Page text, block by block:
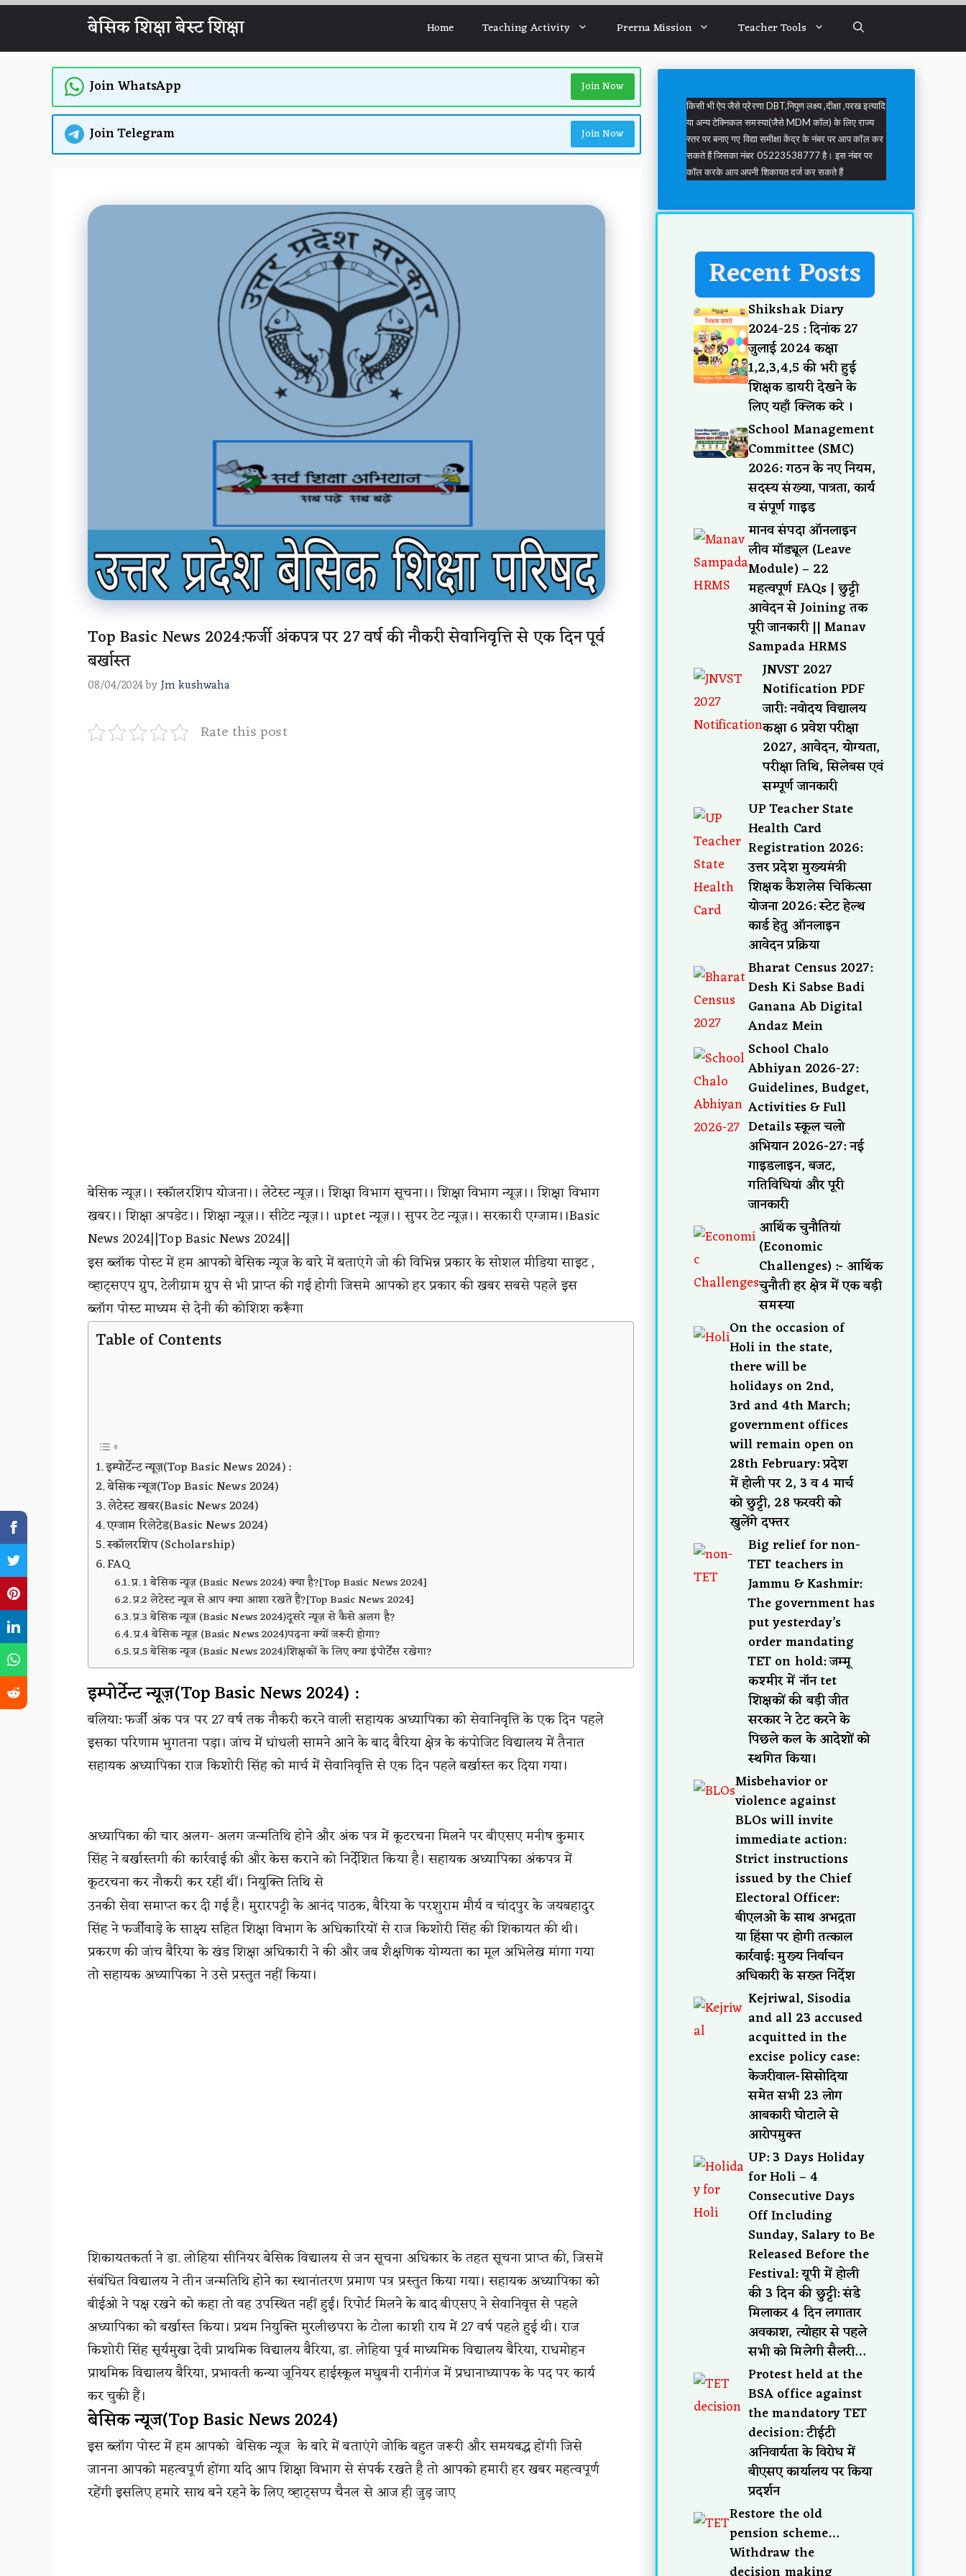
बेसिक शिक्षा बेस्ट शिक्षा Home Teaching Activity Prerna Mission Teacher Tools
Join WhatsApp Join Now
Join Telegram Join Now
Top Basic News 2024:फर्जी अंकपत्र पर 27 वर्ष की नौकरी सेवानिवृत्ति से एक दिन पूर्व
बर्खास्त
08/04/2024byJm kushwaha
Rate this post
बेसिक न्यूज़।। स्कॉलरशिप योजना।। लेटेस्ट न्यूज़।। शिक्षा विभाग सूचना।। शिक्षा विभाग न्यूज़।। शिक्षा विभाग
खबर।। शिक्षा अपडेट।। शिक्षा न्यूज़।। सीटेट न्यूज़।। uptet न्यूज़।। सुपर टेट न्यूज़।। सरकारी एग्जाम।।Basic
News 2024||Top Basic News 2024||
इस ब्लॉक पोस्ट में हम आपको बेसिक न्यूज के बारे में बताएंगे जो की विभिन्न प्रकार के सोशल मीडिया साइट ,
व्हाट्सएप ग्रुप, टेलीग्राम ग्रुप से भी प्राप्त की गई होगी जिसमे आपको हर प्रकार की खबर सबसे पहले इस
ब्लॉग पोस्ट माध्यम से देनी की कोशिश करूँगा
Table of Contents
इम्पोर्टेन्ट न्यूज़(Top Basic News 2024) :
बेसिक न्यूज(Top Basic News 2024)
लेटेस्ट खबर(Basic News 2024)
एग्जाम रिलेटेड(Basic News 2024)
स्कॉलरशिप (Scholarship)
FAQ
प्र. 1 बेसिक न्यूज़ (Basic News 2024) क्या है?[Top Basic News 2024]
प्र.2 लेटेस्ट न्यूज से आप क्या आशा रखते हैं?[Top Basic News 2024]
प्र.3 बेसिक न्यूज (Basic News 2024)दूसरे न्यूज़ से कैसे अलग है?
प्र.4 बेसिक न्यूज़ (Basic News 2024)पढ़ना क्यों जरूरी होगा?
प्र.5 बेसिक न्यूज (Basic News 2024)शिक्षकों के लिए क्या इंपोर्टेंस रखेगा?
इम्पोर्टेन्ट न्यूज़(Top Basic News 2024) :
बलिया: फर्जी अंक पत्र पर 27 वर्ष तक नौकरी करने वाली सहायक अध्यापिका को सेवानिवृत्ति के एक दिन पहले
इसका परिणाम भुगतना पड़ा। जांच में धांधली सामने आने के बाद बैरिया क्षेत्र के कंपोजिट विद्यालय में तैनात
सहायक अध्यापिका राज किशोरी सिंह को मार्च में सेवानिवृत्ति से एक दिन पहले बर्खास्त कर दिया गया।
अध्यापिका की चार अलग- अलग जन्मतिथि होने और अंक पत्र में कूटरचना मिलने पर बीएसए मनीष कुमार
सिंह ने बर्खास्तगी की कार्रवाई की और केस कराने को निर्देशित किया है। सहायक अध्यापिका अंकपत्र में
कूटरचना कर नौकरी कर रहीं थीं। नियुक्ति तिथि से
उनकी सेवा समाप्त कर दी गई है। मुरारपट्टी के आनंद पाठक, बैरिया के परशुराम मौर्य व चांदपुर के जयबहादुर
सिंह ने फर्जीवाड़े के साक्ष्य सहित शिक्षा विभाग के अधिकारियों से राज किशोरी सिंह की शिकायत की थी।
प्रकरण की जांच बैरिया के खंड शिक्षा अधिकारी ने की और जब शैक्षणिक योग्यता का मूल अभिलेख मांगा गया
तो सहायक अध्यापिका ने उसे प्रस्तुत नहीं किया।
शिकायतकर्ता ने डा. लोहिया सीनियर बेसिक विद्यालय से जन सूचना अधिकार के तहत सूचना प्राप्त की, जिसमें
संबंधित विद्यालय ने तीन जन्मतिथि होने का स्थानांतरण प्रमाण पत्र प्रस्तुत किया गया। सहायक अध्यापिका को
बीईओ ने पक्ष रखने को कहा तो वह उपस्थित नहीं हुईं। रिपोर्ट मिलने के बाद बीएसए ने सेवानिवृत्त से पहले
अध्यापिका को बर्खास्त किया। प्रथम नियुक्ति मुरलीछपरा के टोला काशी राय में 27 वर्ष पहले हुई थी। राज
किशोरी सिंह सूर्यमुखा देवी प्राथमिक विद्यालय बैरिया, डा. लोहिया पूर्व माध्यमिक विद्यालय बैरिया, राधमोहन
प्राथमिक विद्यालय बैरिया, प्रभावती कन्या जूनियर हाईस्कूल मधुबनी रानीगंज में प्रधानाध्यापक के पद पर कार्य
कर चुकी हैं।
बेसिक न्यूज(Top Basic News 2024)
इस ब्लॉग पोस्ट में हम आपको बेसिक न्यूज के बारे में बताएंगे जोकि बहुत जरूरी और समयबद्ध होंगी जिसे
जानना आपको महत्वपूर्ण होंगा यदि आप शिक्षा विभाग से संपर्क रखते है तो आपको हमारी हर खबर महत्वपूर्ण
रहेंगी इसलिए हमारे साथ बने रहने के लिए व्हाट्सप्प चैनल से आज ही जुड़ जाए
किसी भी ऐप जैसे प्रेरणा DBT,निपुण लक्ष्य ,दीक्षा ,परख इत्यादि
या अन्य टेक्निकल समस्या(जैसे MDM कॉल) के लिए राज्य
स्तर पर बनाए गए विद्या समीक्षा केंद्र के नंबर पर आप कॉल कर
सकते हैं जिसका नंबर 05223538777 है। इस नंबर पर
कॉल करके आप अपनी शिकायत दर्ज कर सकते हैं
Recent Posts
Shikshak Diary
2024-25 : दिनांक 27
जुलाई 2024 कक्षा
1,2,3,4,5 की भरी हुई
शिक्षक डायरी देखने के
लिए यहाँ क्लिक करे ।
School Management
Committee (SMC)
2026: गठन के नए नियम,
सदस्य संख्या, पात्रता, कार्य
व संपूर्ण गाइड
मानव संपदा ऑनलाइन
लीव मॉड्यूल (Leave
Module) – 22
महत्वपूर्ण FAQs | छुट्टी
आवेदन से Joining तक
पूरी जानकारी || Manav
Sampada HRMS
JNVST 2027
Notification PDF
जारी: नवोदय विद्यालय
कक्षा 6 प्रवेश परीक्षा
2027, आवेदन, योग्यता,
परीक्षा तिथि, सिलेबस एवं
सम्पूर्ण जानकारी
UP Teacher State
Health Card
Registration 2026:
उत्तर प्रदेश मुख्यमंत्री
शिक्षक कैशलेस चिकित्सा
योजना 2026: स्टेट हेल्थ
कार्ड हेतु ऑनलाइन
आवेदन प्रक्रिया
Bharat Census 2027:
Desh Ki Sabse Badi
Ganana Ab Digital
Andaz Mein
School Chalo
Abhiyan 2026-27:
Guidelines, Budget,
Activities & Full
Details स्कूल चलो
अभियान 2026-27: नई
गाइडलाइन, बजट,
गतिविधियां और पूरी
जानकारी
आर्थिक चुनौतियां
(Economic
Challenges) :- आर्थिक
चुनौती हर क्षेत्र में एक बड़ी
समस्या
On the occasion of
Holi in the state,
there will be
holidays on 2nd,
3rd and 4th March;
government offices
will remain open on
28th February: प्रदेश
में होली पर 2, 3 व 4 मार्च
को छुट्टी, 28 फरवरी को
खुलेंगे दफ्तर
Big relief for non-
TET teachers in
Jammu & Kashmir:
The government has
put yesterday’s
order mandating
TET on hold: जम्मू
कश्मीर में नॉन tet
शिक्षकों की बड़ी जीत
सरकार ने टेट करने के
पिछले कल के आदेशों को
स्थगित किया।
Misbehavior or
violence against
BLOs will invite
immediate action:
Strict instructions
issued by the Chief
Electoral Officer:
बीएलओ के साथ अभद्रता
या हिंसा पर होगी तत्काल
कार्रवाई: मुख्य निर्वाचन
अधिकारी के सख्त निर्देश
Kejriwal, Sisodia
and all 23 accused
acquitted in the
excise policy case:
केजरीवाल-सिसोदिया
समेत सभी 23 लोग
आबकारी घोटाले से
आरोपमुक्त
UP: 3 Days Holiday
for Holi – 4
Consecutive Days
Off Including
Sunday, Salary to Be
Released Before the
Festival: यूपी में होली
की 3 दिन की छुट्टी: संडे
मिलाकर 4 दिन लगातार
अवकाश, त्योहार से पहले
सभी को मिलेगी सैलरी…
Protest held at the
BSA office against
the mandatory TET
decision: टीईटी
अनिवार्यता के विरोध में
बीएसए कार्यालय पर किया
प्रदर्शन
Restore the old
pension scheme…
Withdraw the